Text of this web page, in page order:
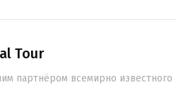
Tour
партнёром всемирно